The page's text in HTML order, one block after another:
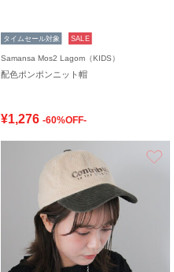
タイムセール対象 SALE
Samansa Mos2 Lagom（KIDS）
配色ポンポンニット帽
¥1,276 -60%OFF-